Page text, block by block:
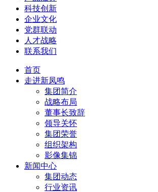
科技创新
企业文化
党群联动
人才战略
联系我们
首页
走进新凤鸣
集团简介
战略布局
董事长致辞
领导关怀
集团荣誉
组织架构
影像集锦
新闻中心
集团动态
行业资讯